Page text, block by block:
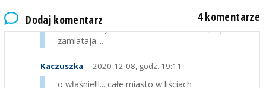
Dodaj komentarz 4 komentarze
Walka o koryto a w Szczecinie nawet liści już nie
zamiataja....
Kaczuszka 2020-12-08, godz. 19:11
o właśnie!!!... całe miasto w liściach